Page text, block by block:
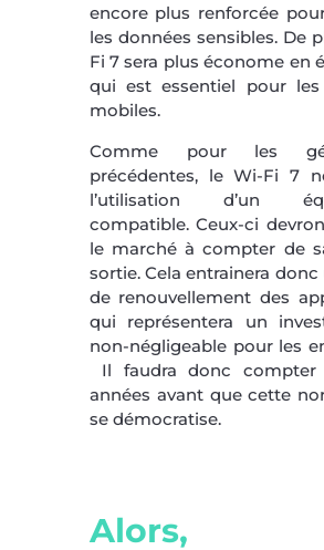
encore plus renforcée
les données sensibles. De
Fi 7 sera plus économe en
qui est essentiel pour les
mobiles.
Comme pour les
précédentes, le Wi-Fi 7
l’utilisation d’un
compatible. Ceux-ci
le marché à compter de
sortie. Cela entrainera donc
de renouvellement des
qui représentera un
non-négligeable pour les
Il faudra donc compter
années avant que cette
se démocratise.
Alors,